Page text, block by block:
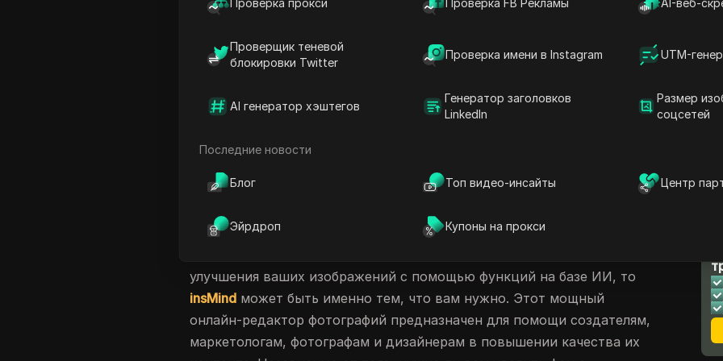
Проверка прокси Проверка FB Рекламы AI-веб-
Проверщик теневой
блокировки Twitter
Проверка имени в Instagram UTM-
AI генератор хэштегов
Генератор заголовков
LinkedIn
Размер
соцсетей
Последние новости
Блог Топ видео-инсайты Центр
Эйрдроп Купоны на прокси
соображениями.Совместное использование вашего аккаунта insMind
небольших команд или фрилансеров. Однако важно убедиться, что
как приостановка аккаунта. Независимо от того, рассматриваете ли
высовместное использование аккаунта insMind
командой, понимание рисков и безопасного способа совместного
детали.
Можно ли делиться аккаунтом insMind?
улучшения ваших изображений с помощью функций на базе ИИ, то
insMind может быть именно тем, что вам нужно. Этот мощный
онлайн-редактор фотографий предназначен для помощи создателям,
маркетологам, фотографам и дизайнерам в повышении качества их